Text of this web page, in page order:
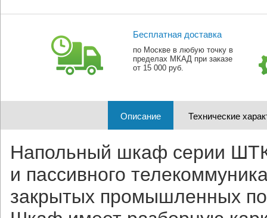
Бесплатная доставка
по Москве в любую точку в
пределах МКАД при заказе
от 15 000 руб.
Описание Технические
Напольный шкаф серии
и пассивного
закрытых промышленных